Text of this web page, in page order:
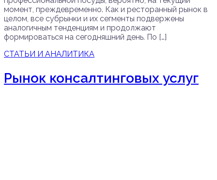
момент, преждевременно. Как и ресторанный рынок в
целом, все субрынки и их сегменты подвержены
аналогичным тенденциям и продолжают
формироваться на сегодняшний день. По […]
СТАТЬИ И АНАЛИТИКА
Рынок консалтинговых услуг